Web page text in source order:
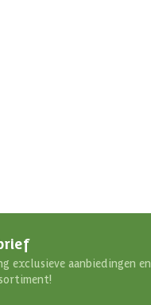
exclusieve aanbiedingen en